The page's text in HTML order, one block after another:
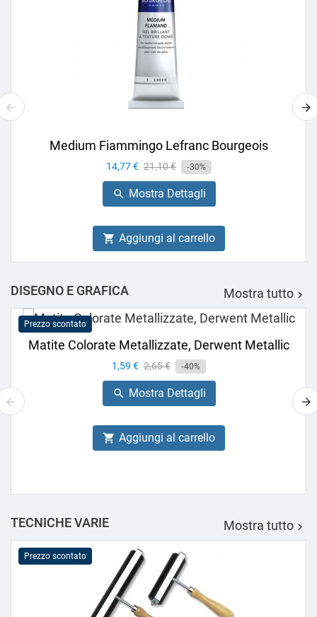
Medium Fiammingo Lefranc Bourgeois
Prezzo
14,77 € Prezzo
base
21,10 € -30%
 Mostra Dettagli
 Aggiungi al carrello
DISEGNO E GRAFICA Mostra tutto 
Prezzo scontato
Matite Colorate Metallizzate, Derwent Metallic
Prezzo
1,59 € Prezzo
base
2,65 € -40%
 Mostra Dettagli
 Aggiungi al carrello
TECNICHE VARIE Mostra tutto 
Prezzo scontato